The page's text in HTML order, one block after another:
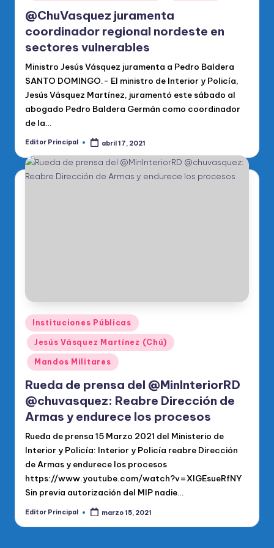
@ChuVasquez juramenta
coordinador regional nordeste en
sectores vulnerables
Ministro Jesús Vásquez juramenta a Pedro Baldera
SANTO DOMINGO.- El ministro de Interior y Policía,
Jesús Vásquez Martínez, juramentó este sábado al
abogado Pedro Baldera Germán como coordinador
de la…
Publicado
Editor Principal abril 17, 2021
Publicado
en
Instituciones Públicas
Jesús Vásquez Martínez (Chú)
Mandos Militares
Rueda de prensa del @MinInteriorRD
@chuvasquez: Reabre Dirección de
Armas y endurece los procesos
Rueda de prensa 15 Marzo 2021 del Ministerio de
Interior y Policía: Interior y Policía reabre Dirección
de Armas y endurece los procesos
https://www.youtube.com/watch?v=XIGEsueRfNY
Sin previa autorización del MIP nadie…
Publicado
Editor Principal marzo 15, 2021